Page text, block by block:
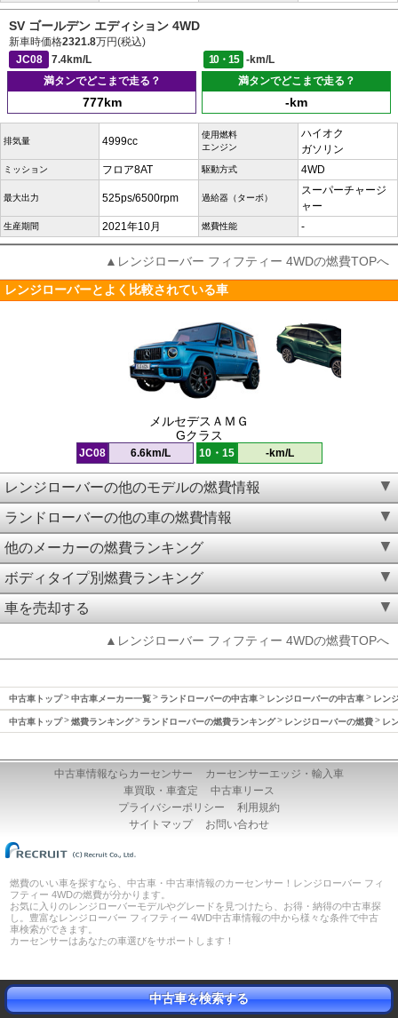
SV ゴールデン エディション 4WD
新車時価格2321.8万円(税込)
JC08
7.4km/L 10・15
-km/L
満タンでどこまで走る？
777km
満タンでどこまで走る？
-km
排気量 4999cc
使用燃料
エンジン
ハイオク
ガソリン
ミッション フロア8AT 駆動方式 4WD
最大出力 525ps/6500rpm 過給器（ターボ）
スーパーチャージ
ャー
生産期間 2021年10月 燃費性能 -
▲レンジローバー フィフティー 4WDの燃費TOPへ
レンジローバーとよく比較されている車
メルセデスＡＭＧ
Gクラス
JC08 6.6km/L 10・15 -km/L
レンジローバーの他のモデルの燃費情報
ランドローバーの他の車の燃費情報
他のメーカーの燃費ランキング
ボディタイプ別燃費ランキング
車を売却する
▲レンジローバー フィフティー 4WDの燃費TOPへ
中古車トップ 中古車メーカー一覧 ランドローバーの中古車 レンジローバーの中古車 レン
中古車トップ 燃費ランキング ランドローバーの燃費ランキング レンジローバーの燃費 レ
中古車情報ならカーセンサー
カーセンサーエッジ・輸入車
車買取・車査定
中古車リース
プライバシーポリシー
利用規約
サイトマップ
お問い合わせ
燃費のいい車を探すなら、中古車・中古車情報のカーセンサー！レンジローバー フィ
フティー 4WDの燃費が分かります。
お気に入りのレンジローバーモデルやグレードを見つけたら、お得・納得の中古車探
し。豊富なレンジローバー フィフティー 4WD中古車情報の中から様々な条件で中古
車検索ができます。
カーセンサーはあなたの車選びをサポートします！
中古車を検索する